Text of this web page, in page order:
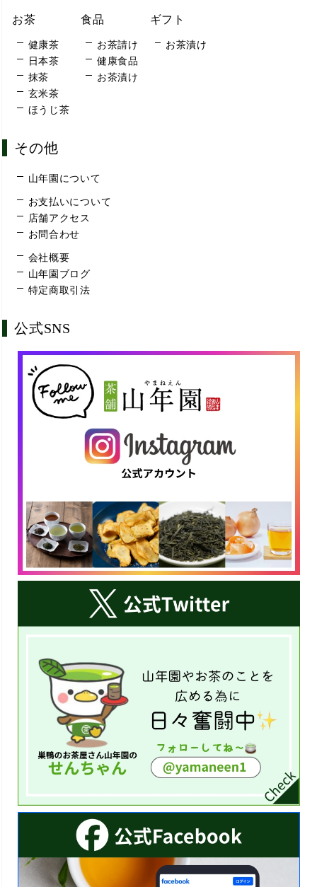
お茶
健康茶
日本茶
抹茶
玄米茶
ほうじ茶
食品
お茶請け
健康食品
お茶漬け
ギフト
お茶漬け
その他
山年園について
お支払いについて
店舗アクセス
お問合わせ
会社概要
山年園ブログ
特定商取引法
公式SNS